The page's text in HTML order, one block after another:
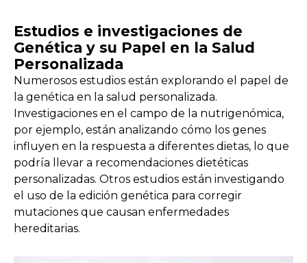
Estudios e investigaciones de
Genética y su Papel en la Salud
Personalizada
Numerosos estudios están explorando el papel de
la genética en la salud personalizada.
Investigaciones en el campo de la nutrigenómica,
por ejemplo, están analizando cómo los genes
influyen en la respuesta a diferentes dietas, lo que
podría llevar a recomendaciones dietéticas
personalizadas. Otros estudios están investigando
el uso de la edición genética para corregir
mutaciones que causan enfermedades
hereditarias.